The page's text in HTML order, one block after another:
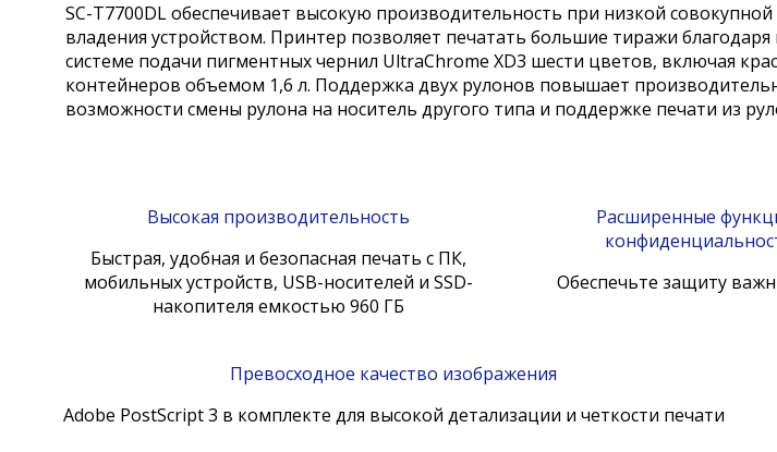
SC-T7700DL обеспечивает высокую производительность при низкой
владения устройством. Принтер позволяет печатать большие тиражи благодаря
системе подачи пигментных чернил UltraChrome XD3 шести цветов, включая
контейнеров объемом 1,6 л. Поддержка двух рулонов повышает
возможности смены рулона на носитель другого типа и поддержке печати из
Высокая производительность
Быстрая, удобная и безопасная печать с ПК,
мобильных устройств, USB-носителей и SSD-
накопителя емкостью 960 ГБ
Расширенные
Обеспечьте защиту
Превосходное качество изображения
Adobe PostScript 3 в комплекте для высокой детализации и четкости печати